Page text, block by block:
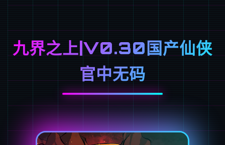
九界之上|V0.30国产仙侠
官中无码